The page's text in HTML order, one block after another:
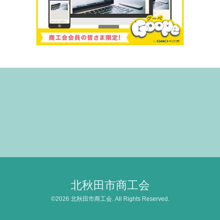
北秋田市商工会
©2026 北秋田市商工会. All Rights Reserved.